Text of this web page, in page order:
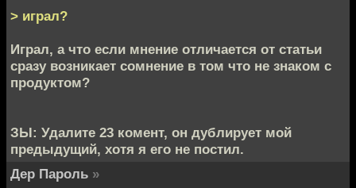
> играл?
Играл, а что если мнение отличается от статьи
сразу возникает сомнение в том что не знаком с
продуктом?
ЗЫ: Удалите 23 комент, он дублирует мой
предыдущий, хотя я его не постил.
Дер Пароль »